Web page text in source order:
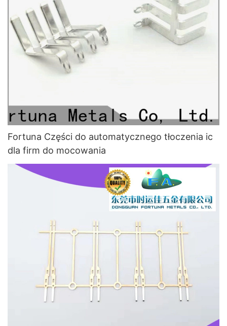
Fortuna Części do automatycznego tłoczenia ic
dla firm do mocowania